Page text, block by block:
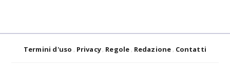
Termini d'uso Privacy Regole Redazione Contatti